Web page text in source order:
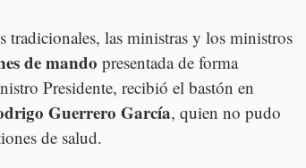
tradicionales, las ministras y los ministros
de mando presentada de forma
Presidente, recibió el bastón en
Guerrero García, quien no pudo
de salud.